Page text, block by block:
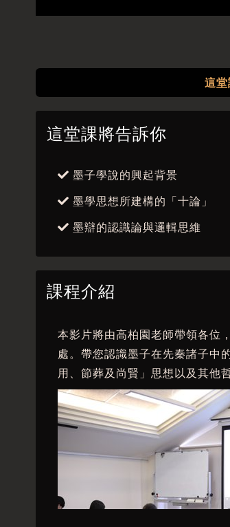
這
這堂課將告訴你
墨子學說的興起背景
墨學思想所建構的「十論」
墨辯的認識論與邏輯思維
課程介紹
本影片將由高柏園老師帶領各位
處。帶您認識墨子在先秦諸子中
用、節葬及尚賢」思想以及其他